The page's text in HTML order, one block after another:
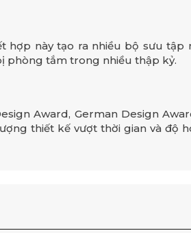
hợp này tạo ra nhiều bộ sưu tập
phòng tắm trong nhiều thập kỷ.
Award, German Design
thiết kế vượt thời gian và độ